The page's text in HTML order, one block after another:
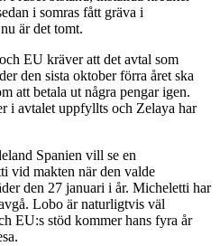
i somras fått gräva i
är det tomt.
EU kräver att det avtal som
den sista oktober förra året ska
att betala ut några pengar igen.
i avtalet uppfyllts och Zelaya har
Spanien vill se en
vid makten när den valde
den 27 januari i år. Micheletti har
Lobo är naturligtvis väl
EU:s stöd kommer hans fyra år